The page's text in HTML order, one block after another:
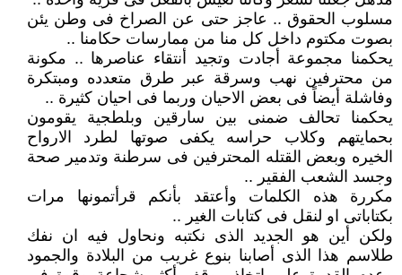
مسلوب الحقوق .. عاجز حتى عن الصراخ فى وطن يئن
بصوت مكتوم داخل كل منا من ممارسات حكامنا ..
يحكمنا مجموعة أجادت وتجيد أنتقاء عناصرها .. مكونة
من محترفين نهب وسرقة عبر طرق متعدده ومبتكرة
وفاشلة أيضاً فى بعض الاحيان وربما فى احيان كثيرة ..
يحكمنا تحالف ضمنى بين سارقين وبلطجية يقومون
بحمايتهم وكلاب حراسه يكفى صوتها لطرد الارواح
الخيره وبعض القتله المحترفين فى سرطنة وتدمير صحة
وجسد الشعب الفقير ..
مكررة هذه الكلمات وأعتقد بأنكم قرأتمونها مرات
بكتاباتى او لنقل فى كتابات الغير ..
ولكن أين هو الجديد الذى نكتبه ونحاول فيه ان نفك
طلاسم هذا الذى أصابنا بنوع غريب من البلادة والجمود